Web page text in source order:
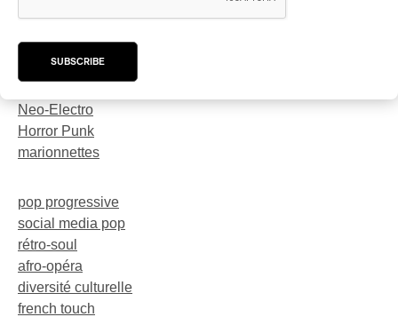
festival
trompette
Neo-Electro
Horror Punk
marionnettes
pop progressive
social media pop
rétro-soul
afro-opéra
diversité culturelle
french touch
SUBSCRIBE